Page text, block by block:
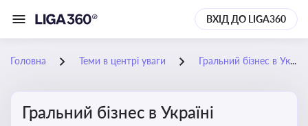
ВХІД ДО LIGA360
Головна Теми в центрі уваги Гральний бізнес в Україні
Гральний бізнес в Україні